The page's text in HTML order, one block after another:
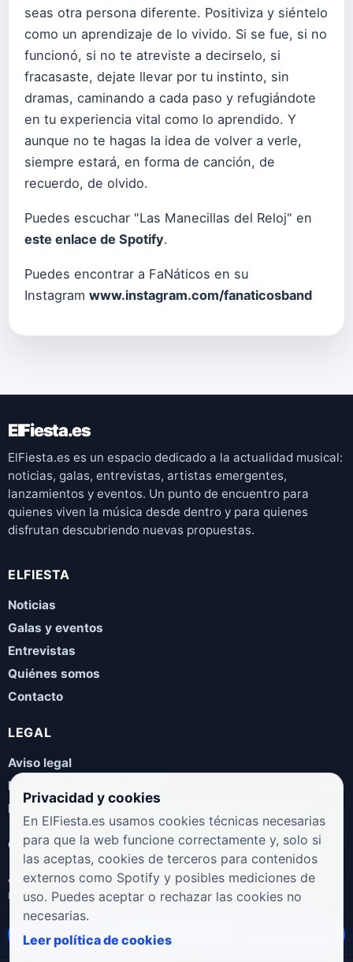
seas otra persona diferente. Positiviza y siéntelo
como un aprendizaje de lo vivido. Si se fue, si no
funcionó, si no te atreviste a decirselo, si
fracasaste, dejate llevar por tu instinto, sin
dramas, caminando a cada paso y refugiándote
en tu experiencia vital como lo aprendido. Y
aunque no te hagas la idea de volver a verle,
siempre estará, en forma de canción, de
recuerdo, de olvido.
Puedes escuchar "Las Manecillas del Reloj" en
este enlace de Spotify.
Puedes encontrar a FaNáticos en su
Instagram www.instagram.com/fanaticosband
ElFiesta.es
ElFiesta.es es un espacio dedicado a la actualidad musical:
noticias, galas, entrevistas, artistas emergentes,
lanzamientos y eventos. Un punto de encuentro para
quienes viven la música desde dentro y para quienes
disfrutan descubriendo nuevas propuestas.
ELFIESTA
Noticias
Galas y eventos
Entrevistas
Quiénes somos
Contacto
LEGAL
Aviso legal
Política de privacidad
Política de cookies
COLABORA
¿Eres artista, manager, sello o promotor? Envíanos tus
novedades, galas, entrevistas o propuestas musicales.
Enviar propuesta
Privacidad y cookies
En ElFiesta.es usamos cookies técnicas necesarias
para que la web funcione correctamente y, solo si
las aceptas, cookies de terceros para contenidos
externos como Spotify y posibles mediciones de
uso. Puedes aceptar o rechazar las cookies no
necesarias.
Leer política de cookies